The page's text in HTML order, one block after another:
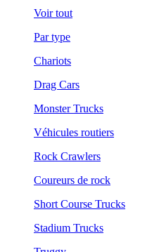
Voir tout
Par type
Chariots
Drag Cars
Monster Trucks
Véhicules routiers
Rock Crawlers
Coureurs de rock
Short Course Trucks
Stadium Trucks